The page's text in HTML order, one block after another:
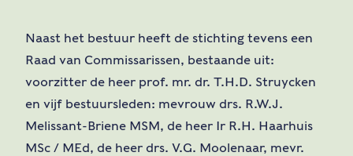
Naast het bestuur heeft de stichting tevens een
Raad van Commissarissen, bestaande uit:
voorzitter de heer prof. mr. dr. T.H.D. Struycken
en vijf bestuursleden: mevrouw drs. R.W.J.
Melissant-Briene MSM, de heer Ir R.H. Haarhuis
MSc / MEd, de heer drs. V.G. Moolenaar, mevr.